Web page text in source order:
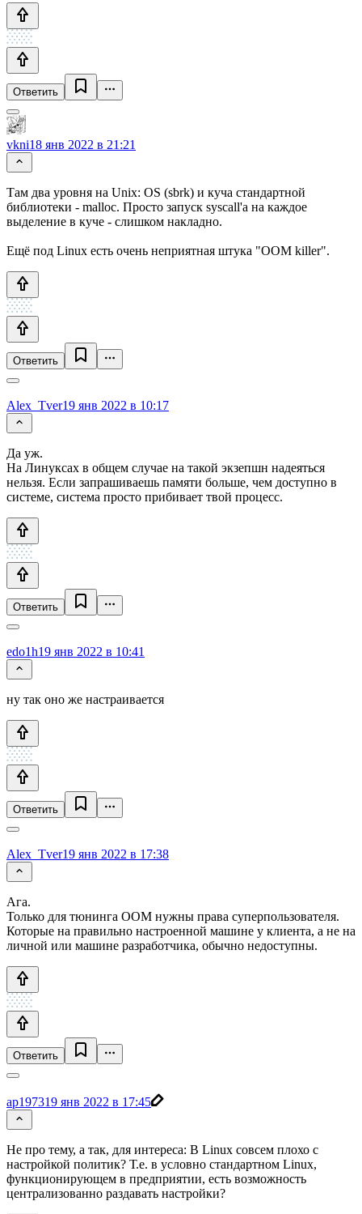
Ответить
vkni18 янв 2022 в 21:21
Там два уровня на Unix: OS (sbrk) и куча стандартной
библиотеки - malloc. Просто запуск syscall'а на каждое
выделение в куче - слишком накладно.
Ещё под Linux есть очень неприятная штука "OOM killer".
Ответить
Alex_Tver19 янв 2022 в 10:17
Да уж.
На Линуксах в общем случае на такой экзепшн надеяться
нельзя. Если запрашиваешь памяти больше, чем доступно в
системе, система просто прибивает твой процесс.
Ответить
edo1h19 янв 2022 в 10:41
ну так оно же настраивается
Ответить
Alex_Tver19 янв 2022 в 17:38
Ага.
Только для тюнинга OOM нужны права суперпользователя.
Которые на правильно настроенной машине у клиента, а не на
личной или машине разработчика, обычно недоступны.
Ответить
ap197319 янв 2022 в 17:45
Не про тему, а так, для интереса: В Linux совсем плохо с
настройкой политик? Т.е. в условно стандартном Linux,
функционирующем в предприятии, есть возможность
централизованно раздавать настройки?